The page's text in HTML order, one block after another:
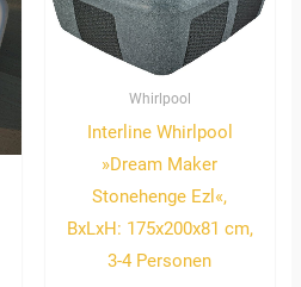
Whirlpool
Interline Whirlpool
»Dream Maker
Stonehenge Ezl«,
BxLxH: 175x200x81 cm,
3-4 Personen